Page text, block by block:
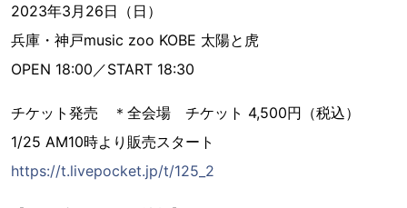
2023年3月26日（日）
兵庫・神戸music zoo KOBE 太陽と虎
OPEN 18:00／START 18:30
チケット発売 ＊全会場 チケット 4,500円（税込）
1/25 AM10時より販売スタート
https://t.livepocket.jp/t/125_2